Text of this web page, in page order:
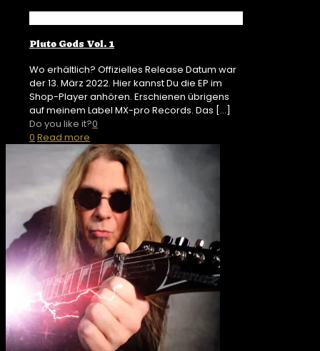
Pluto Gods Vol. 1
Wo erhältlich? Offizielles Release Datum war
der 13. März 2022. Hier kannst Du die EP im
Shop-Player anhören. Erschienen übrigens
auf meinem Label MX-pro Records. Das […]
Do you like it?0
0 Read more